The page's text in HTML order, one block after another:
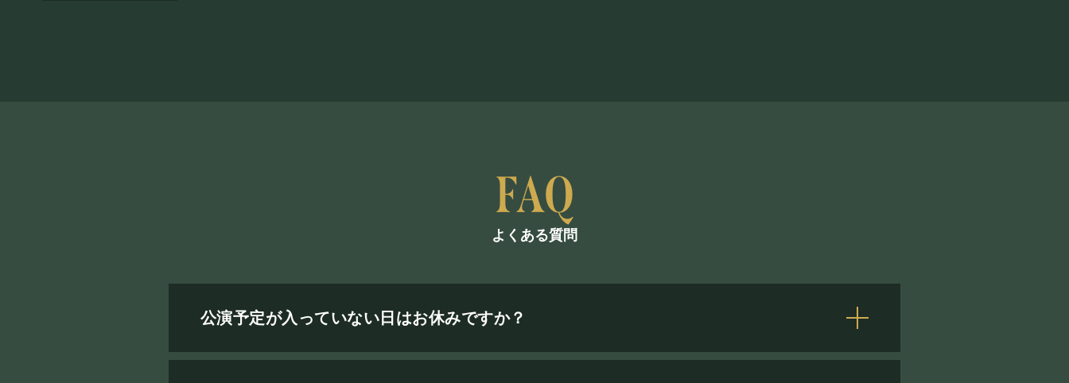
よくある質問
公演予定が入っていない日はお休みですか？